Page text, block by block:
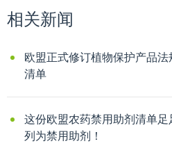
相关新闻
欧盟正式修订植物保护产品
清单
这份欧盟农药禁用助剂清单
列为禁用助剂！